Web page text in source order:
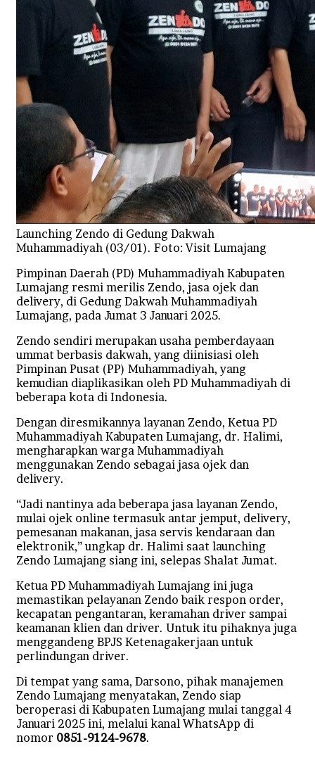
Launching Zendo di Gedung Dakwah
Muhammadiyah (03/01). Foto: Visit Lumajang
Pimpinan Daerah (PD) Muhammadiyah Kabupaten
Lumajang resmi merilis Zendo, jasa ojek dan
delivery, di Gedung Dakwah Muhammadiyah
Lumajang, pada Jumat 3 Januari 2025.
Zendo sendiri merupakan usaha pemberdayaan
ummat berbasis dakwah, yang diinisiasi oleh
Pimpinan Pusat (PP) Muhammadiyah, yang
kemudian diaplikasikan oleh PD Muhammadiyah di
beberapa kota di Indonesia.
Dengan diresmikannya layanan Zendo, Ketua PD
Muhammadiyah Kabupaten Lumajang, dr. Halimi,
mengharapkan warga Muhammadiyah
menggunakan Zendo sebagai jasa ojek dan
delivery.
“Jadi nantinya ada beberapa jasa layanan Zendo,
mulai ojek online termasuk antar jemput, delivery,
pemesanan makanan, jasa servis kendaraan dan
elektronik,” ungkap dr. Halimi saat launching
Zendo Lumajang siang ini, selepas Shalat Jumat.
Ketua PD Muhammadiyah Lumajang ini juga
memastikan pelayanan Zendo baik respon order,
kecapatan pengantaran, keramahan driver sampai
keamanan klien dan driver. Untuk itu pihaknya juga
menggandeng BPJS Ketenagakerjaan untuk
perlindungan driver.
Di tempat yang sama, Darsono, pihak manajemen
Zendo Lumajang menyatakan, Zendo siap
beroperasi di Kabupaten Lumajang mulai tanggal 4
Januari 2025 ini, melalui kanal WhatsApp di
nomor 0851-9124-9678.